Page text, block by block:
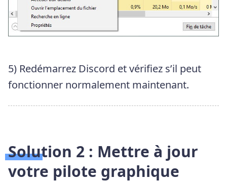
5) Redémarrez Discord et vérifiez s’il peut
fonctionner normalement maintenant.
Solution 2 : Mettre à jour
votre pilote graphique